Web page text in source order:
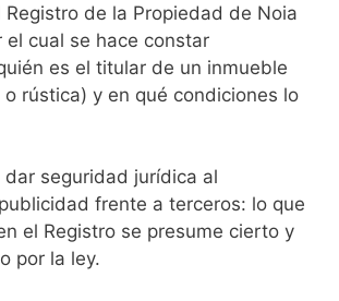
Registro de la Propiedad de Noia
el cual se hace constar
es el titular de un inmueble
rústica) y en qué condiciones lo
dar seguridad jurídica al
frente a terceros: lo que
el Registro se presume cierto y
por la ley.